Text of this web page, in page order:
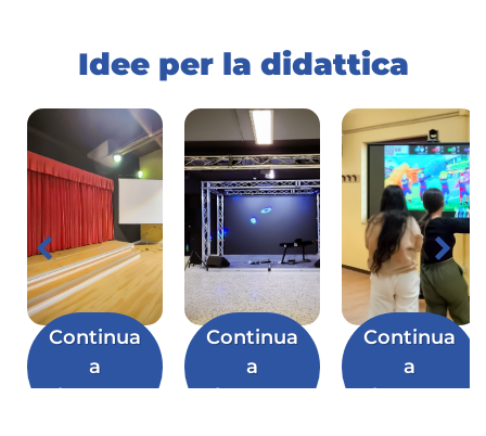
Idee per la didattica
Continua
a
leggere
Continua
a
leggere
Continua
a
leggere